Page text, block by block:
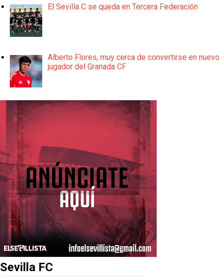
El Sevilla C se queda en Tercera Federación
Alberto Flores, muy cerca de convertirse en nuevo
jugador del Granada CF
Sevilla FC